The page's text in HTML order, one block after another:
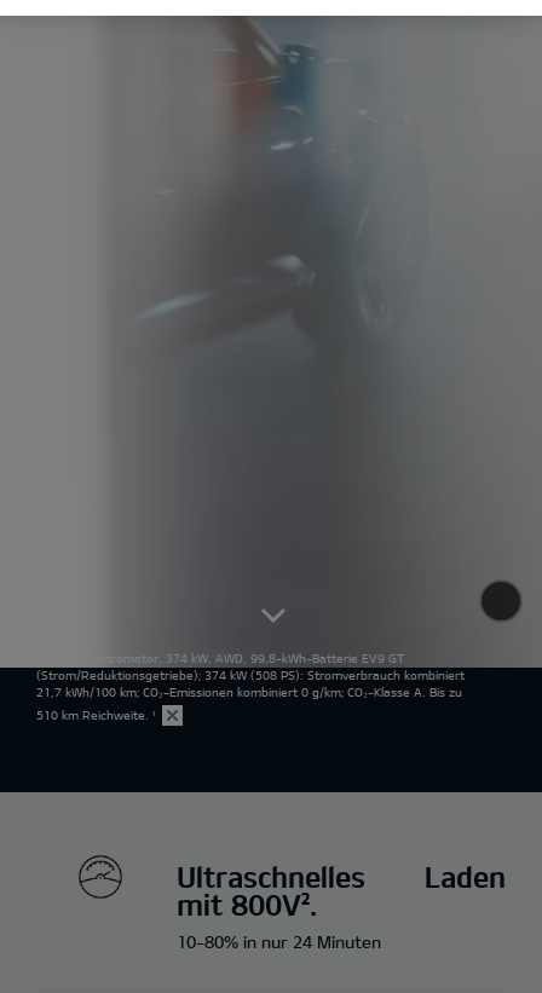
Kia EV9 Elektromotor, 374 kW, AWD, 99,8-kWh-Batterie EV9 GT
(Strom/Reduktionsgetriebe); 374 kW (508 PS): Stromverbrauch kombiniert
21,7 kWh/100 km; CO₂-Emissionen kombiniert 0 g/km; CO₂-Klasse A. Bis zu
510 km Reichweite. ¹
Ultraschnelles Laden
mit 800V².
10-80% in nur 24 Minuten